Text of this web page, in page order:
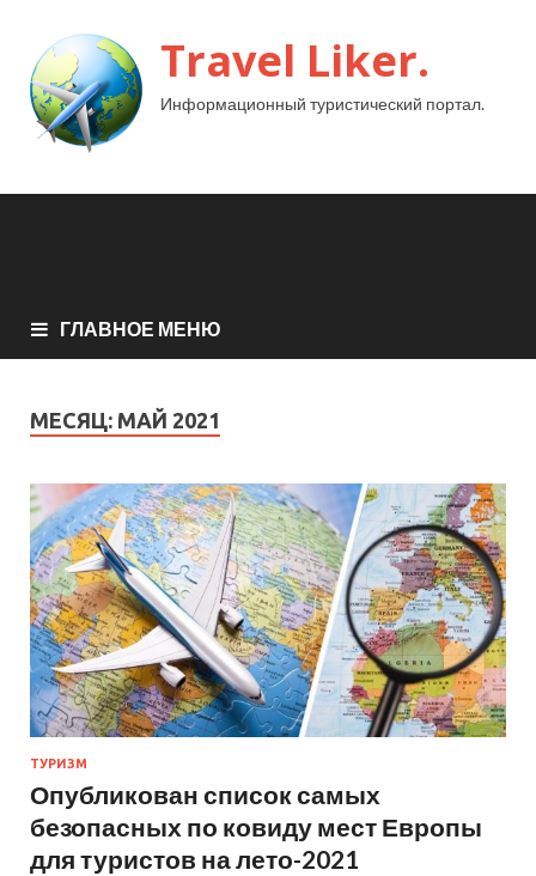
Travel Liker.
Информационный туристический портал.
ГЛАВНОЕ МЕНЮ
МЕСЯЦ: МАЙ 2021
ТУРИЗМ
Опубликован список самых
безопасных по ковиду мест Европы
для туристов на лето-2021